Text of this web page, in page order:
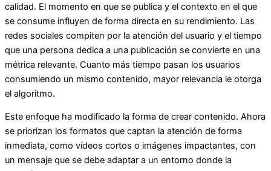
calidad. El momento en que se publica y el contexto en el que
se consume influyen de forma directa en su rendimiento. Las
redes sociales compiten por la atención del usuario y el tiempo
que una persona dedica a una publicación se convierte en una
métrica relevante. Cuanto más tiempo pasan los usuarios
consumiendo un mismo contenido, mayor relevancia le otorga
el algoritmo.
Este enfoque ha modificado la forma de crear contenido. Ahora
se priorizan los formatos que captan la atención de forma
inmediata, como vídeos cortos o imágenes impactantes, con
un mensaje que se debe adaptar a un entorno donde la